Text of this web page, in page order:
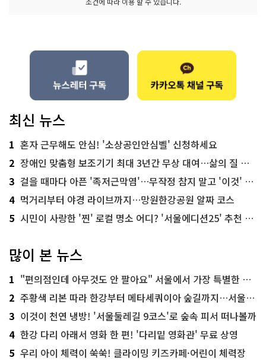
최신 뉴스
1 혼자 근무해도 안심! '소상공인안심벨' 신청하세요
2 장애인 맞춤형 보조기기 최대 3년간 무상 대여…삶의 질 높인다
3 걸을 때마다 아픈 '족저근막염'…무작정 참지 말고 '이것' 해보세요!
4 먹거리부터 야경 라이브까지…망원한강공원 알짜 코스
5 시민이 사랑한 '찐' 로컬 명소 어디? '서울에디션25' 추천 코스
많이 본 뉴스
1 "편의점인데 아무것도 안 팔아요" 서울에서 가장 특별한 편의점의 정체
2 주황색 리본 따라 한강부터 메타세쿼이아 숲길까지…서울둘레길 15코스
3 이것이 천연 냉방! '서울둘레길 9코스'로 숲속 피서 떠나볼까
4 한강 다리 아래서 영화 한 편! '다리밑 영화관' 무료 상영
5 우리 아이 체력이 쑥쑥! 클라이밍 키즈카페·어린이 체력장